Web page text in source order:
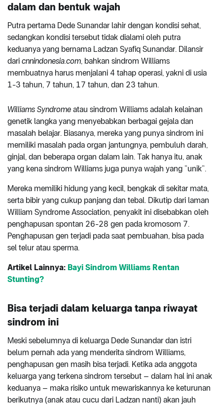
dalam dan bentuk wajah
Putra pertama Dede Sunandar lahir dengan kondisi sehat,
sedangkan kondisi tersebut tidak dialami oleh putra
keduanya yang bernama Ladzan Syafiq Sunandar. Dilansir
dari cnnindonesia.com, bahkan sindrom Williams
membuatnya harus menjalani 4 tahap operasi, yakni di usia
1-3 tahun, 7 tahun, 17 tahun, dan 23 tahun.
Williams Syndrome atau sindrom Williams adalah kelainan
genetik langka yang menyebabkan berbagai gejala dan
masalah belajar. Biasanya, mereka yang punya sindrom ini
memiliki masalah pada organ jantungnya, pembuluh darah,
ginjal, dan beberapa organ dalam lain. Tak hanya itu, anak
yang kena sindrom Williams juga punya wajah yang “unik”.
Mereka memiliki hidung yang kecil, bengkak di sekitar mata,
serta bibir yang cukup panjang dan tebal. Dikutip dari laman
William Syndrome Association, penyakit ini disebabkan oleh
penghapusan spontan 26-28 gen pada kromosom 7.
Penghapusan gen terjadi pada saat pembuahan, bisa pada
sel telur atau sperma.
Artikel Lainnya: Bayi Sindrom Williams Rentan
Stunting?
Bisa terjadi dalam keluarga tanpa riwayat
sindrom ini
Meski sebelumnya di keluarga Dede Sunandar dan istri
belum pernah ada yang menderita sindrom Williams,
penghapusan gen masih bisa terjadi. Ketika ada anggota
keluarga yang terkena sindrom tersebut – dalam hal ini anak
keduanya – maka risiko untuk mewariskannya ke keturunan
berikutnya (anak atau cucu dari Ladzan nanti) akan jauh